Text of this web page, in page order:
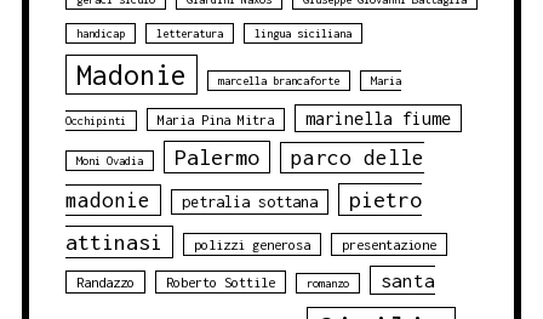
handicap letteratura lingua siciliana
Madonie marcella brancaforte Maria
Occhipinti Maria Pina Mitra marinella fiume
Moni Ovadia Palermo
parco delle
madonie
petralia sottana
pietro
attinasi
polizzi generosa presentazione
Randazzo Roberto Sottile romanzo santa